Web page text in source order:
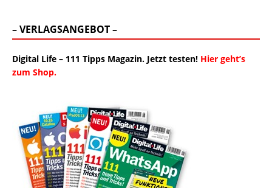
– VERLAGSANGEBOT –
Digital Life – 111 Tipps Magazin. Jetzt testen! Hier geht’s
zum Shop.